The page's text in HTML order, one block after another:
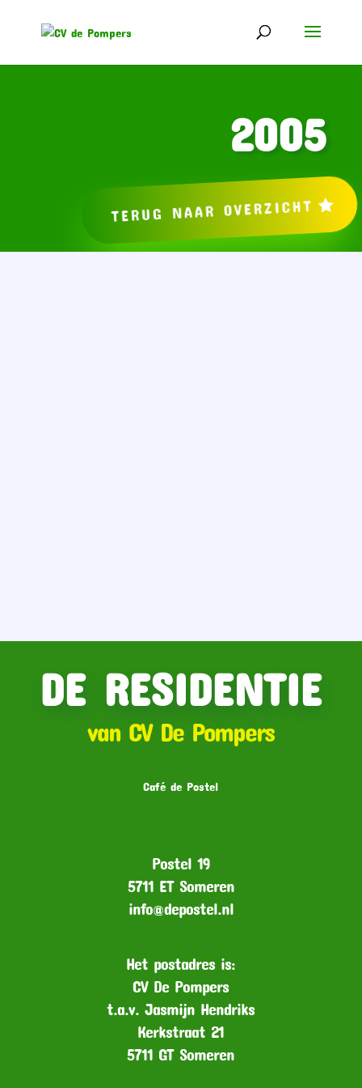
2005
TERUG NAAR OVERZICHT
DE RESIDENTIE
van CV De Pompers
Café de Postel
Postel 19
5711 ET Someren
info@depostel.nl
Het postadres is:
CV De Pompers
t.a.v. Jasmijn Hendriks
Kerkstraat 21
5711 GT Someren